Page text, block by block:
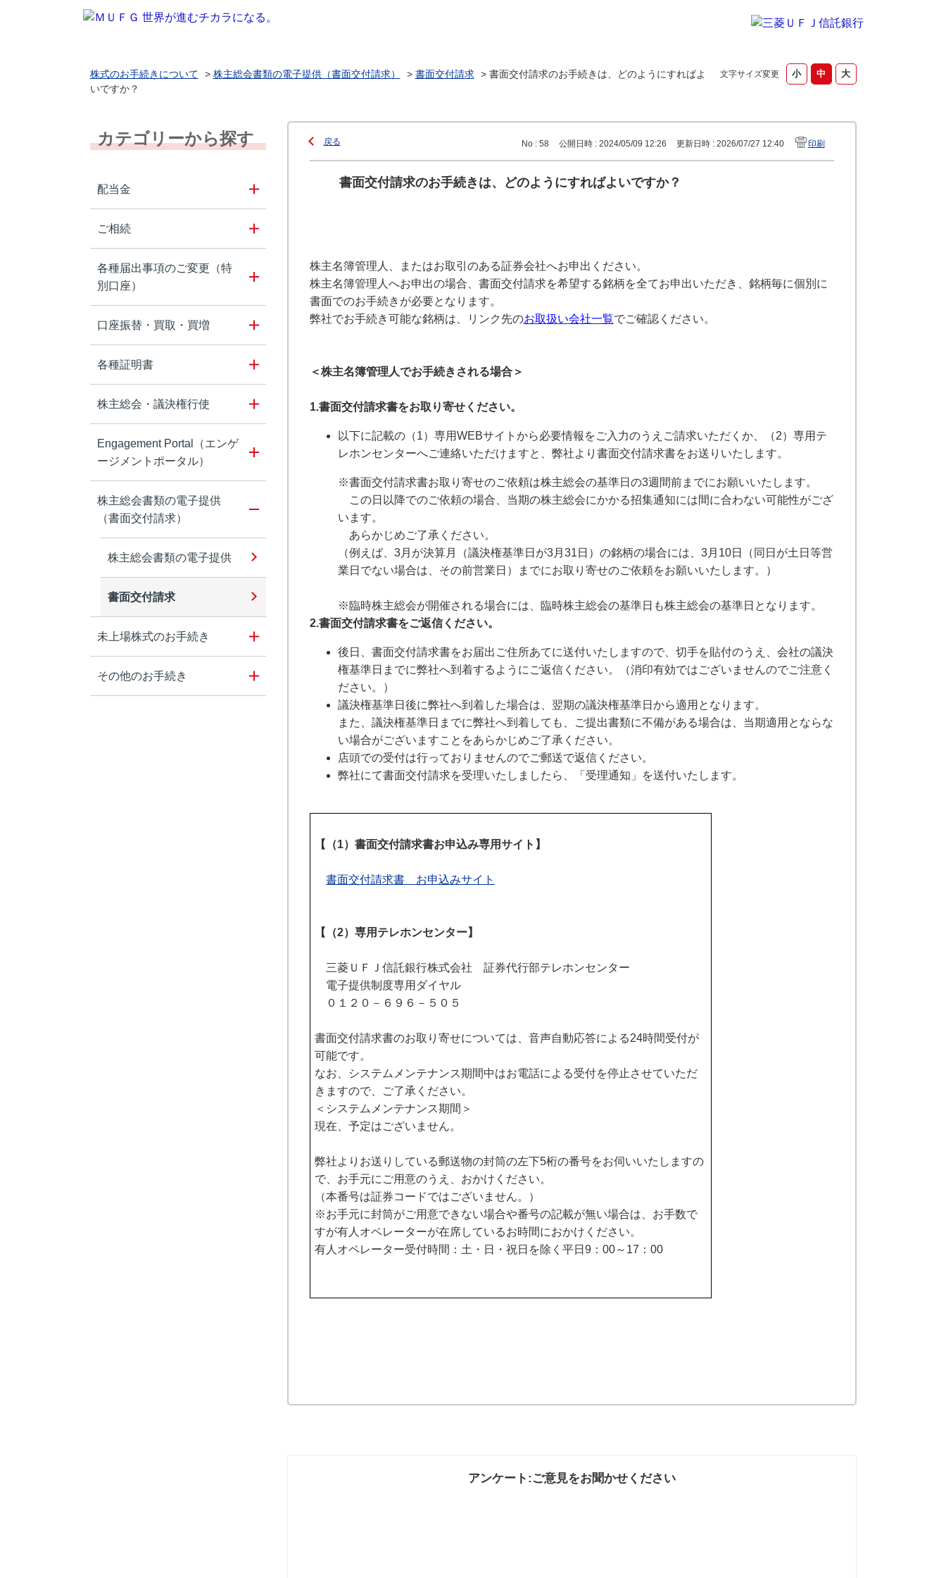
文字サイズ変更
株式のお手続きについて > 株主総会書類の電子提供（書面交付請求） > 書面交付請求 > 書面交付請求のお手続きは、どのようにすればよ
いですか？
カテゴリーから探す
配当金
ご相続
各種届出事項のご変更（特
別口座）
口座振替・買取・買増
各種証明書
株主総会・議決権行使
Engagement Portal（エンゲ
ージメントポータル）
株主総会書類の電子提供
（書面交付請求）
株主総会書類の電子提供
書面交付請求
未上場株式のお手続き
その他のお手続き
戻る No : 58 公開日時 : 2024/05/09 12:26 更新日時 : 2026/07/27 12:40 印刷
書面交付請求のお手続きは、どのようにすればよいですか？
株主名簿管理人、またはお取引のある証券会社へお申出ください。
株主名簿管理人へお申出の場合、書面交付請求を希望する銘柄を全てお申出いただき、銘柄毎に個別に
書面でのお手続きが必要となります。
弊社でお手続き可能な銘柄は、リンク先のお取扱い会社一覧でご確認ください。
＜株主名簿管理人でお手続きされる場合＞
1.書面交付請求書をお取り寄せください。
以下に記載の（1）専用WEBサイトから必要情報をご入力のうえご請求いただくか、（2）専用テ
レホンセンターへご連絡いただけますと、弊社より書面交付請求書をお送りいたします。
※書面交付請求書お取り寄せのご依頼は株主総会の基準日の3週間前までにお願いいたします。
この日以降でのご依頼の場合、当期の株主総会にかかる招集通知には間に合わない可能性がござ
います。
あらかじめご了承ください。
（例えば、3月が決算月（議決権基準日が3月31日）の銘柄の場合には、3月10日（同日が土日等営
業日でない場合は、その前営業日）までにお取り寄せのご依頼をお願いいたします。）
※臨時株主総会が開催される場合には、臨時株主総会の基準日も株主総会の基準日となります。
2.書面交付請求書をご返信ください。
後日、書面交付請求書をお届出ご住所あてに送付いたしますので、切手を貼付のうえ、会社の議決
権基準日までに弊社へ到着するようにご返信ください。（消印有効ではございませんのでご注意く
ださい。）
議決権基準日後に弊社へ到着した場合は、翌期の議決権基準日から適用となります。
また、議決権基準日までに弊社へ到着しても、ご提出書類に不備がある場合は、当期適用とならな
い場合がございますことをあらかじめご了承ください。
店頭での受付は行っておりませんのでご郵送で返信ください。
弊社にて書面交付請求を受理いたしましたら、「受理通知」を送付いたします。
【（1）書面交付請求書お申込み専用サイト】
書面交付請求書 お申込みサイト
【（2）専用テレホンセンター】
三菱ＵＦＪ信託銀行株式会社 証券代行部テレホンセンター
電子提供制度専用ダイヤル
０１２０－６９６－５０５
書面交付請求書のお取り寄せについては、音声自動応答による24時間受付が
可能です。
なお、システムメンテナンス期間中はお電話による受付を停止させていただ
きますので、ご了承ください。
＜システムメンテナンス期間＞
現在、予定はございません。
弊社よりお送りしている郵送物の封筒の左下5桁の番号をお伺いいたしますの
で、お手元にご用意のうえ、おかけください。
（本番号は証券コードではございません。）
※お手元に封筒がご用意できない場合や番号の記載が無い場合は、お手数で
すが有人オペレーターが在席しているお時間におかけください。
有人オペレーター受付時間：土・日・祝日を除く平日9：00～17：00
アンケート:ご意見をお聞かせください